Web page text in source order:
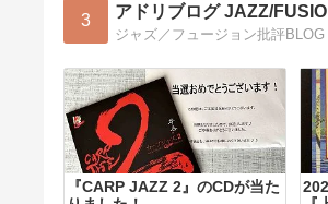
3 アドリブログ JAZZ/
ジャズ／フュージョン批評
『CARP JAZZ 2』のCDが当た